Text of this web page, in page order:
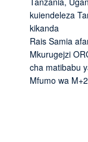
kuiendeleza
kikanda
Rais Samia
Mkurugejzi
cha matibabu
Mfumo wa